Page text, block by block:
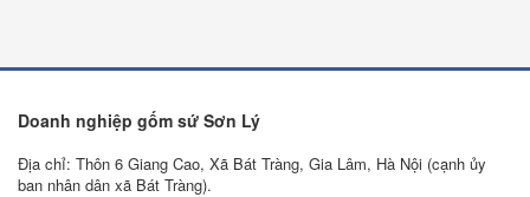
Doanh nghiệp gốm sứ Sơn Lý
Địa chỉ: Thôn 6 Giang Cao, Xã Bát Tràng, Gia Lâm, Hà Nội (cạnh ủy
ban nhân dân xã Bát Tràng).